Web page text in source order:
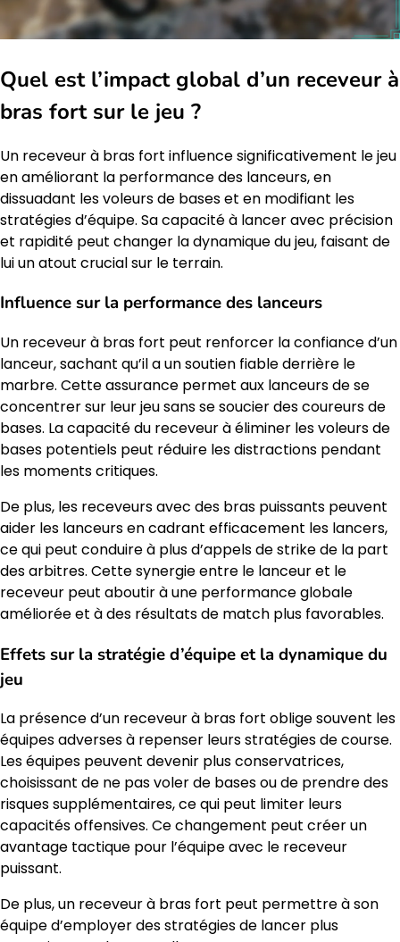
Quel est l’impact global d’un receveur à
bras fort sur le jeu ?
Un receveur à bras fort influence significativement le jeu
en améliorant la performance des lanceurs, en
dissuadant les voleurs de bases et en modifiant les
stratégies d’équipe. Sa capacité à lancer avec précision
et rapidité peut changer la dynamique du jeu, faisant de
lui un atout crucial sur le terrain.
Influence sur la performance des lanceurs
Un receveur à bras fort peut renforcer la confiance d’un
lanceur, sachant qu’il a un soutien fiable derrière le
marbre. Cette assurance permet aux lanceurs de se
concentrer sur leur jeu sans se soucier des coureurs de
bases. La capacité du receveur à éliminer les voleurs de
bases potentiels peut réduire les distractions pendant
les moments critiques.
De plus, les receveurs avec des bras puissants peuvent
aider les lanceurs en cadrant efficacement les lancers,
ce qui peut conduire à plus d’appels de strike de la part
des arbitres. Cette synergie entre le lanceur et le
receveur peut aboutir à une performance globale
améliorée et à des résultats de match plus favorables.
Effets sur la stratégie d’équipe et la dynamique du
jeu
La présence d’un receveur à bras fort oblige souvent les
équipes adverses à repenser leurs stratégies de course.
Les équipes peuvent devenir plus conservatrices,
choisissant de ne pas voler de bases ou de prendre des
risques supplémentaires, ce qui peut limiter leurs
capacités offensives. Ce changement peut créer un
avantage tactique pour l’équipe avec le receveur
puissant.
De plus, un receveur à bras fort peut permettre à son
équipe d’employer des stratégies de lancer plus